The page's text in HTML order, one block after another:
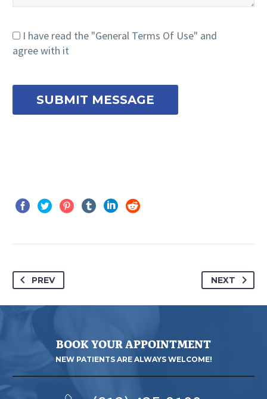
I have read the "General Terms Of Use" and
agree with it
PREV NEXT
BOOK YOUR APPOINTMENT
NEW PATIENTS ARE ALWAYS WELCOME!